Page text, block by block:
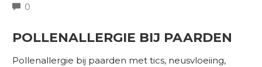
0
POLLENALLERGIE BIJ PAARDEN
Pollenallergie bij paarden met tics, neusvloeiing,